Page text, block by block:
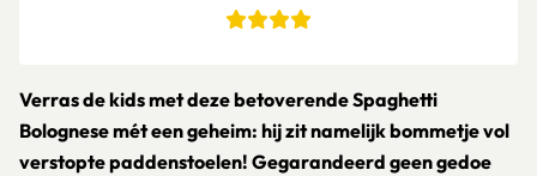
Verras de kids met deze betoverende Spaghetti
Bolognese mét een geheim: hij zit namelijk bommetje vol
verstopte paddenstoelen! Gegarandeerd geen gedoe